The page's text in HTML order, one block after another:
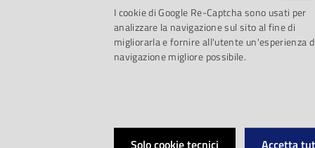
artistica, la
David Bowie:
I cookie di Google Re-Captcha sono usati per
analizzare la navigazione sul sito al fine di
migliorarla e fornire all'utente un'esperienza
navigazione migliore possibile.
Solo cookie tecnici Accetta